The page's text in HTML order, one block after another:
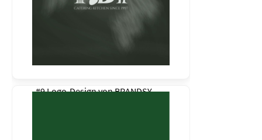
#9 Logo-Design vonBRANDSY